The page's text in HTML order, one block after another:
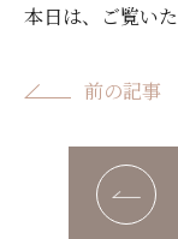
本日は、ご覧い
前の記事